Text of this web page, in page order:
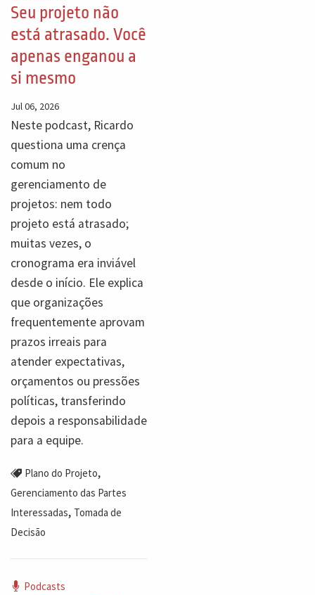
Seu projeto não
está atrasado. Você
apenas enganou a
si mesmo
Jul 06, 2026
Neste podcast, Ricardo
questiona uma crença
comum no
gerenciamento de
projetos: nem todo
projeto está atrasado;
muitas vezes, o
cronograma era inviável
desde o início. Ele explica
que organizações
frequentemente aprovam
prazos irreais para
atender expectativas,
orçamentos ou pressões
políticas, transferindo
depois a responsabilidade
para a equipe.
Plano do Projeto,
Gerenciamento das Partes
Interessadas, Tomada de
Decisão
Podcasts